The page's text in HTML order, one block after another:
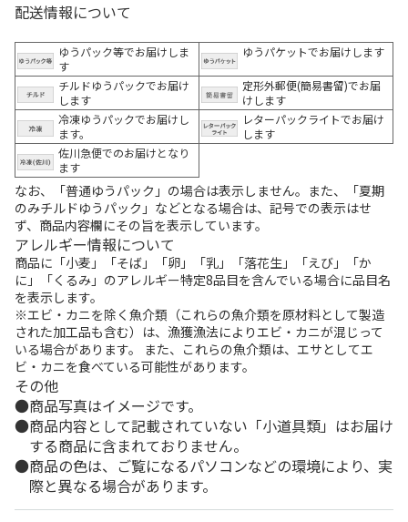
配送情報について
ゆうパック等でお届けしま
す
ゆうパケットでお届けします
チルドゆうパックでお届け
します
定形外郵便(簡易書留)でお届
けします
冷凍ゆうパックでお届けし
ます。
レターパックライトでお届け
します
佐川急便でのお届けとなり
ます
なお、「普通ゆうパック」の場合は表示しません。また、「夏期
のみチルドゆうパック」などとなる場合は、記号での表示はせ
ず、商品内容欄にその旨を表示しています。
アレルギー情報について
商品に「小麦」「そば」「卵」「乳」「落花生」「えび」「か
に」「くるみ」のアレルギー特定8品目を含んでいる場合に品目名
を表示します。
※エビ・カニを除く魚介類（これらの魚介類を原材料として製造
された加工品も含む）は、漁獲漁法によりエビ・カニが混じって
いる場合があります。 また、これらの魚介類は、エサとしてエ
ビ・カニを食べている可能性があります。
その他
商品写真はイメージです。
商品内容として記載されていない「小道具類」はお届け
する商品に含まれておりません。
商品の色は、ご覧になるパソコンなどの環境により、実
際と異なる場合があります。